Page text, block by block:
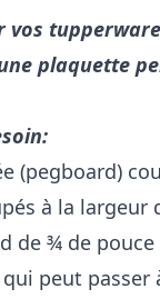
vos
plaquette
(pegboard)
à la largeur
de ¾ de pouce
peut passer